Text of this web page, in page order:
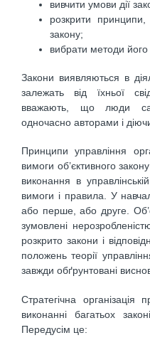
вивчити умови дії
розкрити
закону;
вибрати методи його
Закони виявляються в
залежать від їхньої
вважають, що люди
одночасно авторами і
Принципи управління
вимоги об’єктивного
виконання в
вимоги і правила. У
або перше, або друге.
зумовлені
розкрито закони і
положень теорії
завжди обґрунтовані
Стратегічна
виконанні багатьох
Передусім це: